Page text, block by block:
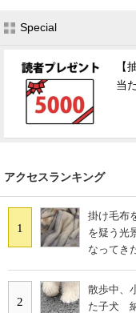
Special
【
当
アクセスランキング
1
掛け毛布
を疑う光
なってき
2
散歩中、
た子犬